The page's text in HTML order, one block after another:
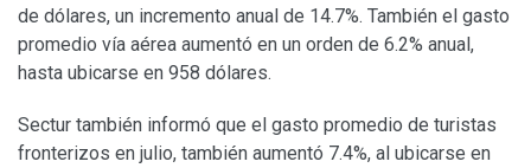
de dólares, un incremento anual de 14.7%. También el gasto
promedio vía aérea aumentó en un orden de 6.2% anual,
hasta ubicarse en 958 dólares.
Sectur también informó que el gasto promedio de turistas
fronterizos en julio, también aumentó 7.4%, al ubicarse en